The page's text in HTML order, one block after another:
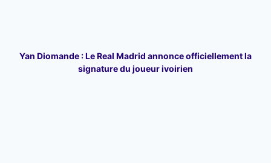
Yan Diomande : Le Real Madrid annonce officiellement la
signature du joueur ivoirien